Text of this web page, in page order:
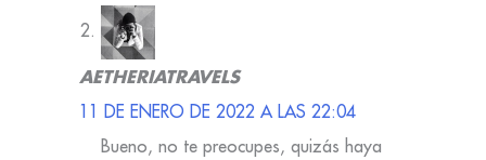
AETHERIATRAVELS
11 DE ENERO DE 2022 A LAS 22:04
Bueno, no te preocupes, quizás haya